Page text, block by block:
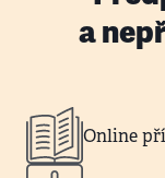
a
Online